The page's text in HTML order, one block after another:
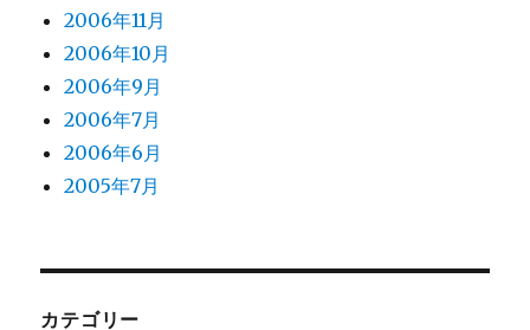
2006年11月
2006年10月
2006年9月
2006年7月
2006年6月
2005年7月
カテゴリー